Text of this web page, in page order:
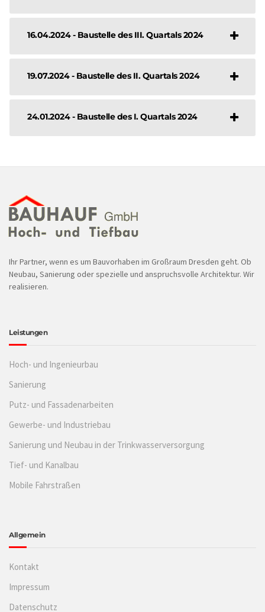
16.04.2024 - Baustelle des III. Quartals 2024
19.07.2024 - Baustelle des II. Quartals 2024
24.01.2024 - Baustelle des I. Quartals 2024
Ihr Partner, wenn es um Bauvorhaben im Großraum Dresden geht. Ob
Neubau, Sanierung oder spezielle und anspruchsvolle Architektur. Wir
realisieren.
Leistungen
Hoch- und Ingenieurbau
Sanierung
Putz- und Fassadenarbeiten
Gewerbe- und Industriebau
Sanierung und Neubau in der Trinkwasserversorgung
Tief- und Kanalbau
Mobile Fahrstraßen
Allgemein
Kontakt
Impressum
Datenschutz